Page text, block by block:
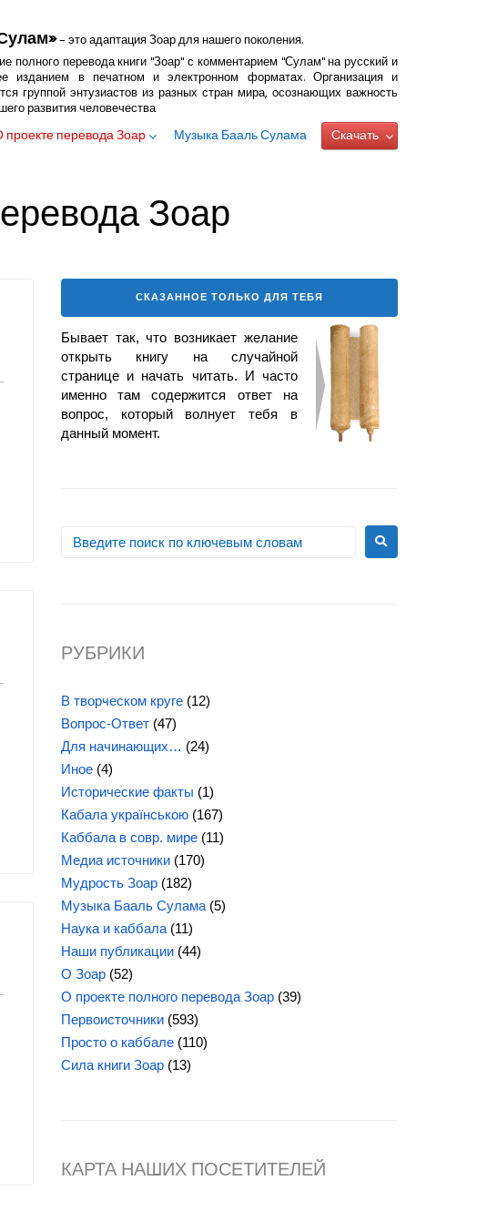
– это адаптация Зоар для нашего поколения.
полного перевода книги "Зоар" с комментарием "Сулам" на русский и
изданием в печатном и электронном форматах. Организация и
группой энтузиастов из разных стран мира, осознающих важность
развития человечества
проекте перевода Зоар Музыка Бааль Сулама Скачать
Зоар
СКАЗАННОЕ ТОЛЬКО ДЛЯ ТЕБЯ
Бывает так, что возникает желание
открыть книгу на случайной
странице и начать читать. И часто
именно там содержится ответ на
вопрос, который волнует тебя в
данный момент.
РУБРИКИ
В творческом круге (12)
Вопрос-Ответ (47)
Для начинающих… (24)
Иное (4)
Исторические факты (1)
Кабала українською (167)
Каббала в совр. мире (11)
Медиа источники (170)
Мудрость Зоар (182)
Музыка Бааль Сулама (5)
Наука и каббала (11)
Наши публикации (44)
О Зоар (52)
О проекте полного перевода Зоар (39)
Первоисточники (593)
Просто о каббале (110)
Сила книги Зоар (13)
КАРТА НАШИХ ПОСЕТИТЕЛЕЙ